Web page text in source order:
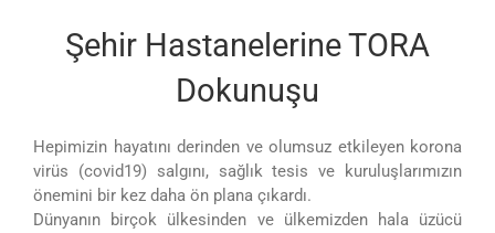
Şehir Hastanelerine TORA
Dokunuşu
Hepimizin hayatını derinden ve olumsuz etkileyen korona
virüs (covid19) salgını, sağlık tesis ve kuruluşlarımızın
önemini bir kez daha ön plana çıkardı.
Dünyanın birçok ülkesinden ve ülkemizden hala üzücü